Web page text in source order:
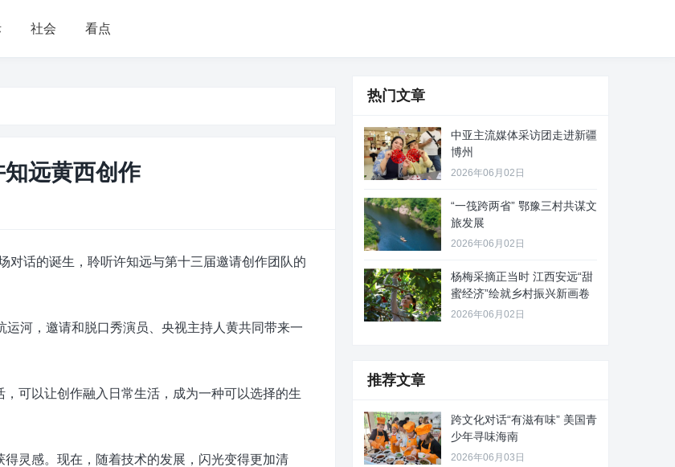
社会 看点
远黄西创作
对话的诞生，聆听许知远与第十三届邀请创作团队的
河，邀请和脱口秀演员、央视主持人黄共同带来一
可以让创作融入日常生活，成为一种可以选择的生
灵感。现在，随着技术的发展，闪光变得更加清
热门文章
中亚主流媒体采访团走进新疆
博州
2026年06月02日
“一筏跨两省” 鄂豫三村共谋文
旅发展
2026年06月02日
杨梅采摘正当时 江西安远“甜
蜜经济”绘就乡村振兴新画卷
2026年06月02日
推荐文章
跨文化对话“有滋有味” 美国青
少年寻味海南
2026年06月03日